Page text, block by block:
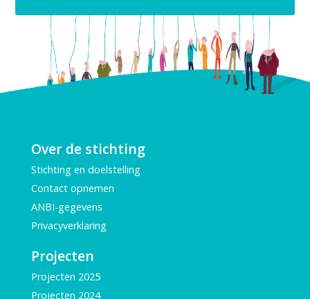
Over de stichting
Stichting en doelstelling
Contact opnemen
ANBI-gegevens
Privacyverklaring
Projecten
Projecten 2025
Projecten 2024